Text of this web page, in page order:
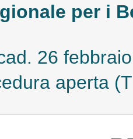
per i
26
aperta